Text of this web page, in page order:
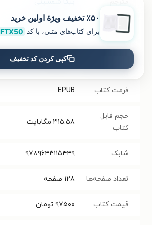
انتشارات گروه انتشاراتی ققنوس
۱۳۸۶/۰۸/۰۹
فرمت کتاب EPUB
حجم فایل
کتاب
۳۱۵.۵۸ مگابایت
شابک ۹۷۸۹۶۴۳۱۱۵۴۴۹
تعداد صفحه‌ها ۱۲۸ صفحه
قیمت کتاب ۹۷۵۰۰ تومان
٪۵۰ تخفیف ویژۀ اولین خرید
برای کتاب‌های متنی، با کد FTX50
کپی کردن کد تخفیف